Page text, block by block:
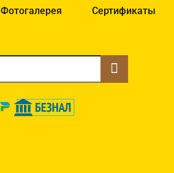
Фотогалерея Сертификаты